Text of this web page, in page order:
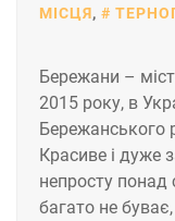
МІСЦЯ,
Бережани –
2015 року, в
Бережанського
Красиве і дуже
непросту понад
багато не